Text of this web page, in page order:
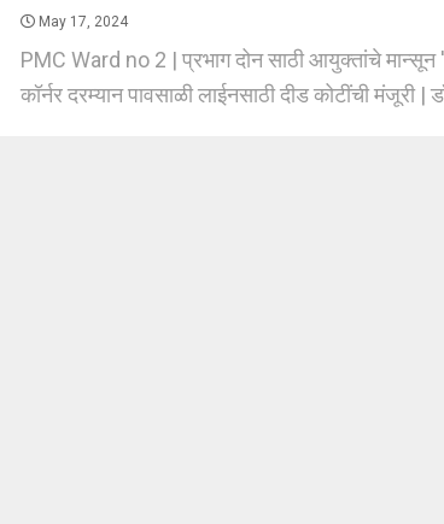
May 17, 2024
PMC Ward no 2 | प्रभाग दोन साठी आयुक्तांचे
कॉर्नर दरम्यान पावसाळी लाईनसाठी दीड कोटींची मंजूरी |